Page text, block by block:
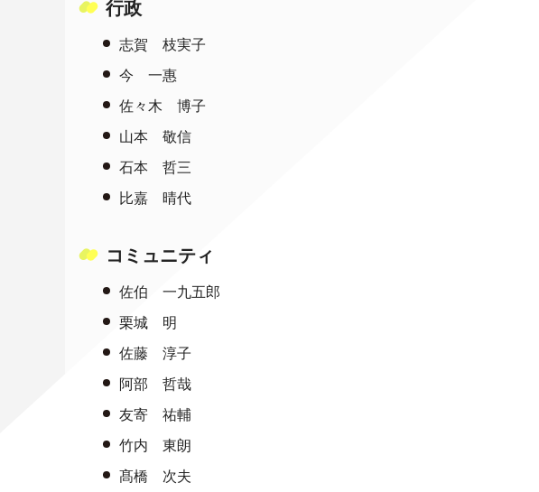
行政
志賀 枝実子
今 一惠
佐々木 博子
山本 敬信
石本 哲三
比嘉 晴代
コミュニティ
佐伯 一九五郎
栗城 明
佐藤 淳子
阿部 哲哉
友寄 祐輔
竹内 東朗
髙橋 次夫